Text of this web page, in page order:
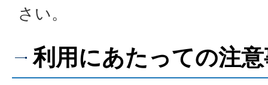
さい。
利用にあたっての注